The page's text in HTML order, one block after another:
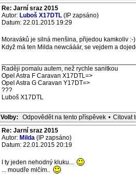
Re: Jarní sraz 2015
Autor: Luboš X17DTL (IP zapsáno)
Datum: 22.01.2015 19:29
Moraváků je silná menšina, přijedou kamkoliv :-)
Když má ten Milda newcááár, se vejdem a
Raději pomalu autem, než rychle sanitkou
Opel Astra F Caravan X17DTL=>
Opel Astra G Caravan Y17DT=>
???
Luboš X17DTL
Volby: Odpovědět na tento příspěvek • Citovat
Re: Jarní sraz 2015
Autor: Milda (IP zapsáno)
Datum: 22.01.2015 20:19
I ty jeden nehodný kluku...
... moudře mlčím..